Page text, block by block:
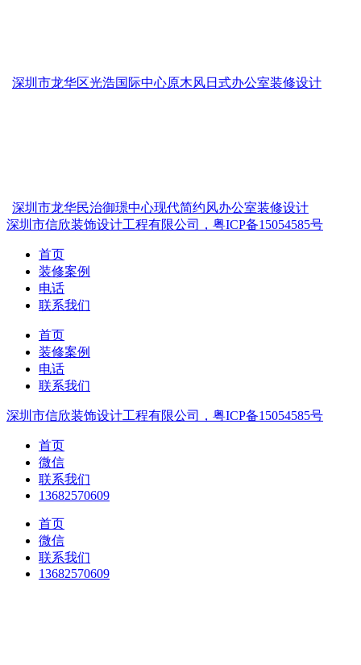
深圳市龙华区光浩国际中心原木风日式办公室装修设计
深圳市龙华民治御璟中心现代简约风办公室装修设计
深圳市信欣装饰设计工程有限公司，粤ICP备15054585号
首页
装修案例
电话
联系我们
首页
装修案例
电话
联系我们
深圳市信欣装饰设计工程有限公司，粤ICP备15054585号
首页
微信
联系我们
13682570609
首页
微信
联系我们
13682570609